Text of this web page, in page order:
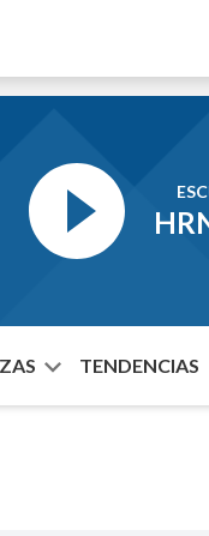
TENDENCIAS